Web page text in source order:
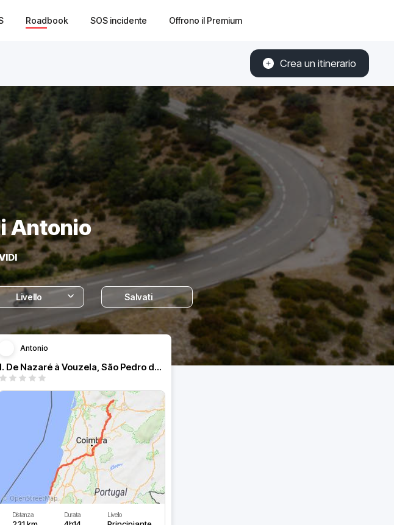
Roadbook SOS incidente Offrono il Premium
Crea un itinerario
Antonio
Livello Salvati
Antonio
1. De Nazaré à Vouzela, São Pedro do Sul
Distanza Durata Livello